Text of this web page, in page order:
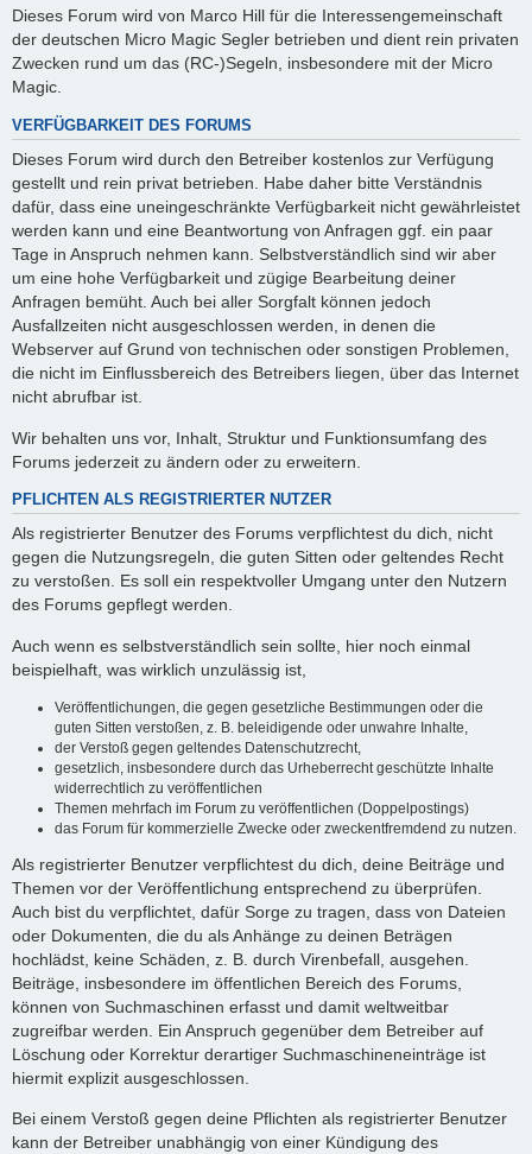
Dieses Forum wird von Marco Hill für die Interessengemeinschaft
der deutschen Micro Magic Segler betrieben und dient rein privaten
Zwecken rund um das (RC-)Segeln, insbesondere mit der Micro
Magic.
VERFÜGBARKEIT DES FORUMS
Dieses Forum wird durch den Betreiber kostenlos zur Verfügung
gestellt und rein privat betrieben. Habe daher bitte Verständnis
dafür, dass eine uneingeschränkte Verfügbarkeit nicht gewährleistet
werden kann und eine Beantwortung von Anfragen ggf. ein paar
Tage in Anspruch nehmen kann. Selbstverständlich sind wir aber
um eine hohe Verfügbarkeit und zügige Bearbeitung deiner
Anfragen bemüht. Auch bei aller Sorgfalt können jedoch
Ausfallzeiten nicht ausgeschlossen werden, in denen die
Webserver auf Grund von technischen oder sonstigen Problemen,
die nicht im Einflussbereich des Betreibers liegen, über das Internet
nicht abrufbar ist.
Wir behalten uns vor, Inhalt, Struktur und Funktionsumfang des
Forums jederzeit zu ändern oder zu erweitern.
PFLICHTEN ALS REGISTRIERTER NUTZER
Als registrierter Benutzer des Forums verpflichtest du dich, nicht
gegen die Nutzungsregeln, die guten Sitten oder geltendes Recht
zu verstoßen. Es soll ein respektvoller Umgang unter den Nutzern
des Forums gepflegt werden.
Auch wenn es selbstverständlich sein sollte, hier noch einmal
beispielhaft, was wirklich unzulässig ist,
Veröffentlichungen, die gegen gesetzliche Bestimmungen oder die
guten Sitten verstoßen, z. B. beleidigende oder unwahre Inhalte,
der Verstoß gegen geltendes Datenschutzrecht,
gesetzlich, insbesondere durch das Urheberrecht geschützte Inhalte
widerrechtlich zu veröffentlichen
Themen mehrfach im Forum zu veröffentlichen (Doppelpostings)
das Forum für kommerzielle Zwecke oder zweckentfremdend zu nutzen.
Als registrierter Benutzer verpflichtest du dich, deine Beiträge und
Themen vor der Veröffentlichung entsprechend zu überprüfen.
Auch bist du verpflichtet, dafür Sorge zu tragen, dass von Dateien
oder Dokumenten, die du als Anhänge zu deinen Beträgen
hochlädst, keine Schäden, z. B. durch Virenbefall, ausgehen.
Beiträge, insbesondere im öffentlichen Bereich des Forums,
können von Suchmaschinen erfasst und damit weltweitbar
zugreifbar werden. Ein Anspruch gegenüber dem Betreiber auf
Löschung oder Korrektur derartiger Suchmaschineneinträge ist
hiermit explizit ausgeschlossen.
Bei einem Verstoß gegen deine Pflichten als registrierter Benutzer
kann der Betreiber unabhängig von einer Kündigung des